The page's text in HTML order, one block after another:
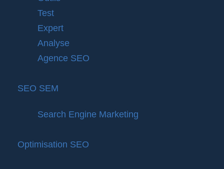
Test
Expert
Analyse
Agence SEO
SEO SEM
Search Engine Marketing
Optimisation SEO